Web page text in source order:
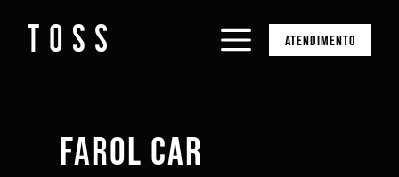
ATENDIMENTO
FAROL CAR